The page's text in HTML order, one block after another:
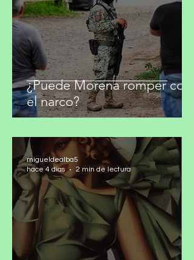
¿Puede Morena romper con
el narco?
migueldealba5
hace 4 días
2 min de lectura